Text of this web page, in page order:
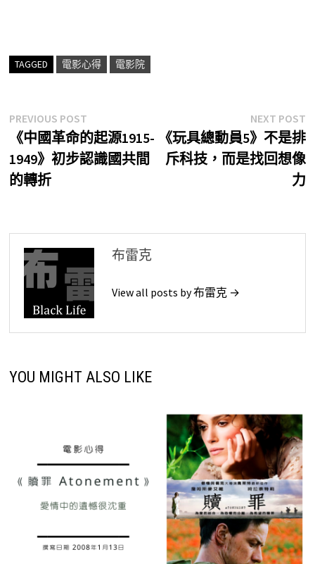
TAGGED 電影心得 電影院
文
章
導
PREVIOUS POSTPrevious
post:
《中國革命的起源1915-
1949》初步認識國共間
的轉折
NEXT POST
《玩具總動員5》不是排
斥科技，而是找回想像
力
布雷克
View all posts by 布雷克 →
YOU MIGHT ALSO LIKE